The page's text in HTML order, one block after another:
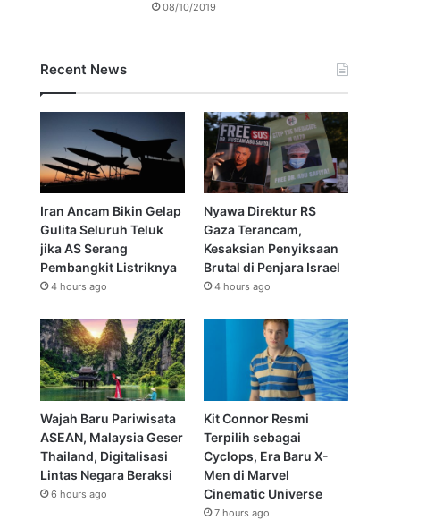
08/10/2019
Recent News
Iran Ancam Bikin Gelap
Gulita Seluruh Teluk
jika AS Serang
Pembangkit Listriknya
4 hours ago
Nyawa Direktur RS
Gaza Terancam,
Kesaksian Penyiksaan
Brutal di Penjara Israel
4 hours ago
Wajah Baru Pariwisata
ASEAN, Malaysia Geser
Thailand, Digitalisasi
Lintas Negara Beraksi
6 hours ago
Kit Connor Resmi
Terpilih sebagai
Cyclops, Era Baru X-
Men di Marvel
Cinematic Universe
7 hours ago